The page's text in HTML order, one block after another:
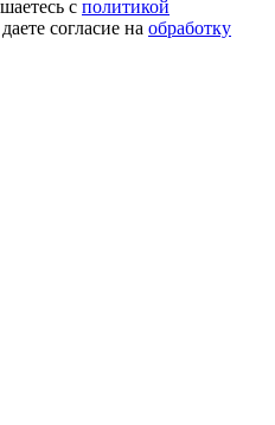
с политикой
согласие на обработку